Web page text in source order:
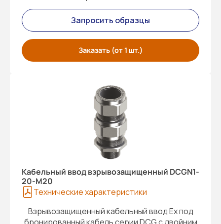
Запросить образцы
Заказать (от 1 шт.)
Кабельный ввод взрывозащищенный DCGN1-
20-M20
Технические характеристики
Взрывозащищенный кабельный ввод Ex под